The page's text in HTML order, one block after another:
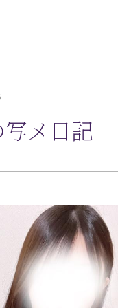
写メ日記